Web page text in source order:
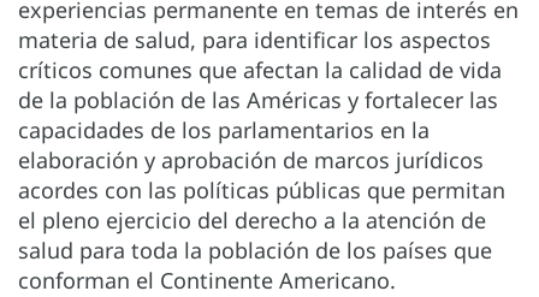
experiencias permanente en temas de interés en
materia de salud, para identificar los aspectos
críticos comunes que afectan la calidad de vida
de la población de las Américas y fortalecer las
capacidades de los parlamentarios en la
elaboración y aprobación de marcos jurídicos
acordes con las políticas públicas que permitan
el pleno ejercicio del derecho a la atención de
salud para toda la población de los países que
conforman el Continente Americano.